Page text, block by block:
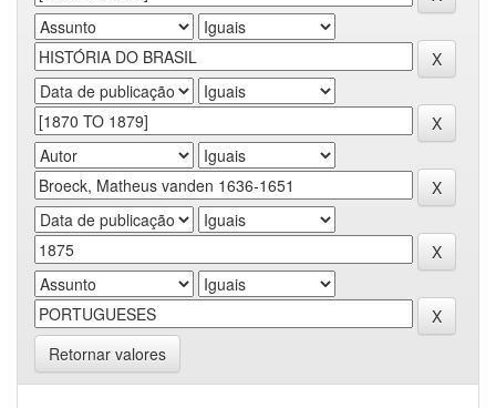
Retornar valores